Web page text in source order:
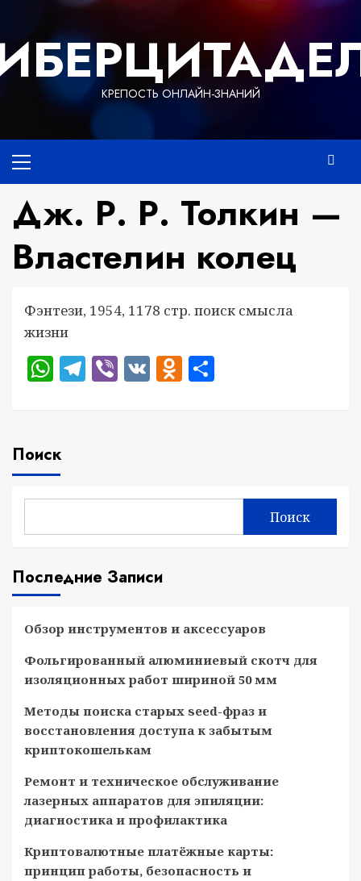
содержимому
КРЕПОСТЬ ОНЛАЙН-ЗНАНИЙ
меню
Дж. Р. Р. Толкин —
Властелин колец
Фэнтези, 1954, 1178 стр. поиск смысла
жизни
WhatsApp
Telegram
Viber
VKOdnoklassniki
Поиск
Поиск
Последние Записи
Обзор инструментов и аксессуаров
Фольгированный алюминиевый скотч для
изоляционных работ шириной 50 мм
Методы поиска старых seed-фраз и
восстановления доступа к забытым
криптокошелькам
Ремонт и техническое обслуживание
лазерных аппаратов для эпиляции:
диагностика и профилактика
Криптовалютные платёжные карты:
принцип работы, безопасность и